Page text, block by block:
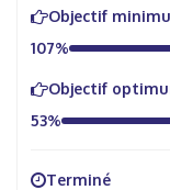
Objectif
107%
Objectif
53%
Terminé